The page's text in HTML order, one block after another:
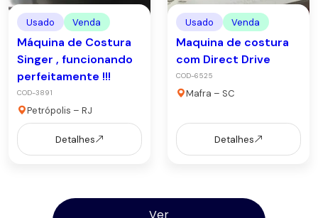
Usado Venda
Máquina de Costura
Singer , funcionando
perfeitamente !!!
COD-3891
Petrópolis – RJ
Detalhes
Usado Venda
Maquina de costura
com Direct Drive
COD-6525
Mafra – SC
Detalhes